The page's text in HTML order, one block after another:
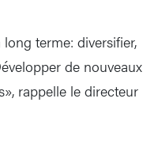
terme: diversifier,
de nouveaux
rappelle le directeur